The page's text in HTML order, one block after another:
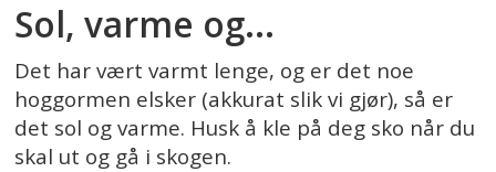
Sol, varme og...
Det har vært varmt lenge, og er det noe
hoggormen elsker (akkurat slik vi gjør), så er
det sol og varme. Husk å kle på deg sko når du
skal ut og gå i skogen.